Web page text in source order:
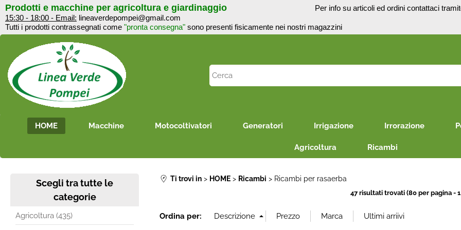
Prodotti e macchine per agricoltura e giardinaggio Per info su articoli ed ordini contattaci
15:30 - 18:00 - Email: lineaverdepompei@gmail.com
Tutti i prodotti contrassegnati come "pronta consegna" sono presenti fisicamente nei
il
poi
HOME Macchine Motocoltivatori Generatori Irrigazione Irrorazione
Agricoltura Ricambi
Scegli tra tutte le
categorie
Agricoltura (435)
Ti trovi in HOME Ricambi Ricambi per rasaerba
47 risultati trovati (80 per pagina -
Ordina per: